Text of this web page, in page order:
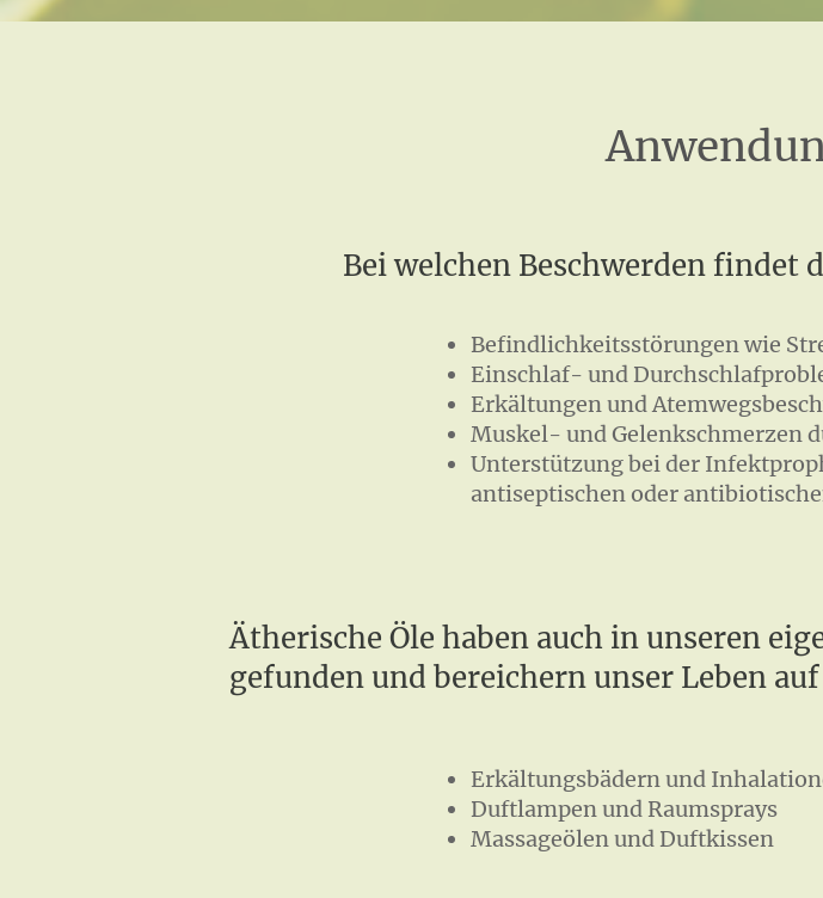
Bei welchen Beschwerden findet
Befindlichkeitsstörungen wie
Einschlaf- und
Erkältungen und
Muskel- und Gelenkschmerzen
Unterstützung bei der
antiseptischen oder
Ätherische Öle haben auch in unseren
gefunden und bereichern unser Leben
Erkältungsbädern und
Duftlampen und Raumsprays
Massageölen und Duftkissen